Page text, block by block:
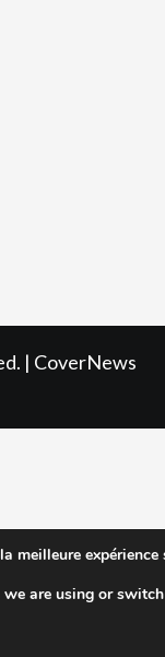
| CoverNews
meilleure expérience
are using or switch